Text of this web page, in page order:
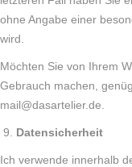
ohne Angabe einer
wird.
Möchten Sie von Ihrem
Gebrauch machen,
mail@dasartelier.de.
Datensicherheit
Ich verwende innerhalb